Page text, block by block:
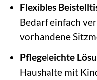
Flexibles
Bedarf einfach
vorhandene
Pflegeleichte
Haushalte mit